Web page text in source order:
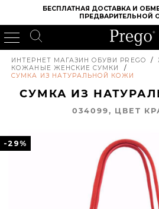
БЕСПЛАТНАЯ ДОСТАВКА И
ПРЕДВАРИТЕЛЬНОЙ
ИНТЕРНЕТ МАГАЗИН ОБУВИ PREGO /
КОЖАНЫЕ ЖЕНСКИЕ СУМКИ
/
СУМКА ИЗ НАТУРАЛЬНОЙ КОЖИ
СУМКА ИЗ
034099, ЦВЕТ
-29%